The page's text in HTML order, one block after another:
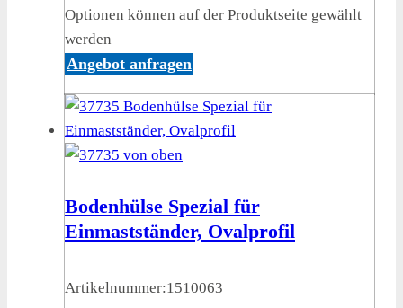
Optionen können auf der Produktseite gewählt
werden
Angebot anfragen
Bodenhülse Spezial für
Einmastständer, Ovalprofil
Artikelnummer:1510063